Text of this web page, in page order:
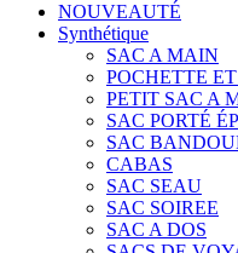
NOUVEAUTÉ
Synthétique
SAC A MAIN
POCHETTE
PETIT SAC A
SAC PORTÉ
SAC
CABAS
SAC SEAU
SAC SOIREE
SAC A DOS